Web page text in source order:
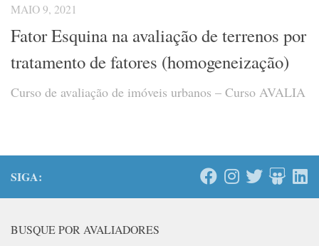
MAIO 9, 2021
Fator Esquina na avaliação de terrenos por
tratamento de fatores (homogeneização)
Curso de avaliação de imóveis urbanos – Curso AVALIA
SIGA:
BUSQUE POR AVALIADORES